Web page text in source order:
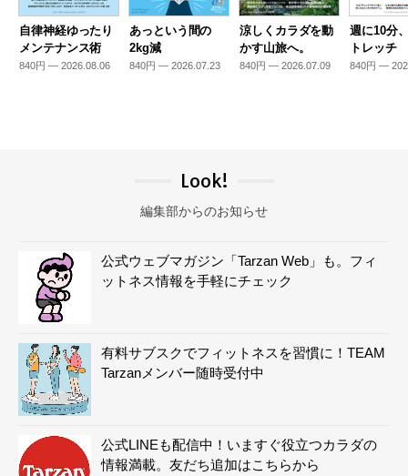
自律神経ゆったり
メンテナンス術
840円 — 2026.08.06
あっという間の
2kg減
840円 — 2026.07.23
涼しくカラダを動
かす山旅へ。
840円 — 2026.07.09
週に10分
トレッチ
840円 —
Look!
編集部からのお知らせ
公式ウェブマガジン「Tarzan Web」も。フィ
ットネス情報を手軽にチェック
有料サブスクでフィットネスを習慣に！TEAM
Tarzanメンバー随時受付中
公式LINEも配信中！いますぐ役立つカラダの
情報満載。友だち追加はこちらから